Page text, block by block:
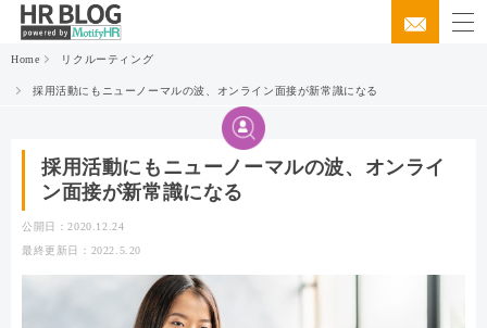
Home リクルーティング
採用活動にもニューノーマルの波、オンライン面接が新常識になる
採用活動にもニューノーマルの波、オンライ
ン面接が新常識になる
公開日：2020.12.24
最終更新日：2022.5.20